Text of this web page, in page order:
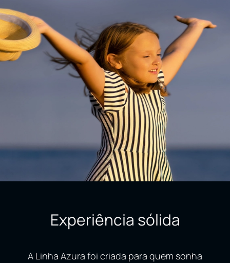
Experiência sólida
A Linha Azura foi criada para quem sonha